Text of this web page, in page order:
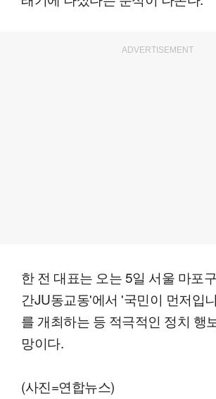
ADVERTISEMENT
한 전 대표는 오는 5일 서울 마포
간JU동교동'에서 '국민이 먼저입
를 개최하는 등 적극적인 정치 행
망이다.
(사진=연합뉴스)